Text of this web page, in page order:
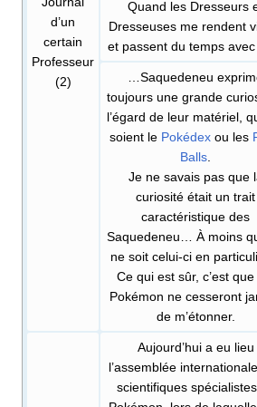
d’un
certain
Professeur
(2)
Quand les Dresseurs
Dresseuses me rendent
et passent du temps
…Saquedeneu
toujours une grande
l’égard de leur matériel,
soient le Pokédex ou les
Balls.
Je ne savais pas que
curiosité était un trait
caractéristique des
Saquedeneu… À moins
ne soit celui-ci en
Ce qui est sûr, c’est
Pokémon ne cesseront
de m’étonner.
Aujourd’hui a eu lieu
l’assemblée
scientifiques